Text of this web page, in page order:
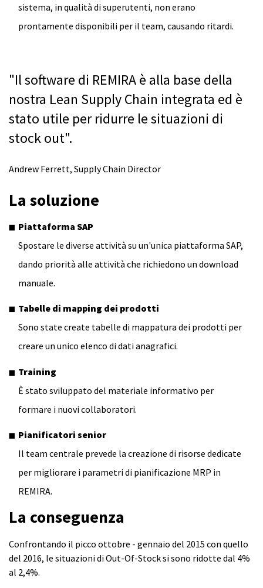
sistema, in qualità di superutenti, non erano
prontamente disponibili per il team, causando ritardi.
"Il software di REMIRA è alla base della
nostra Lean Supply Chain integrata ed è
stato utile per ridurre le situazioni di
stock out".
Andrew Ferrett, Supply Chain Director
La soluzione
Piattaforma SAP
Spostare le diverse attività su un'unica piattaforma SAP,
dando priorità alle attività che richiedono un download
manuale.
Tabelle di mapping dei prodotti
Sono state create tabelle di mappatura dei prodotti per
creare un unico elenco di dati anagrafici.
Training
È stato sviluppato del materiale informativo per
formare i nuovi collaboratori.
Pianificatori senior
Il team centrale prevede la creazione di risorse dedicate
per migliorare i parametri di pianificazione MRP in
REMIRA.
La conseguenza
Confrontando il picco ottobre - gennaio del 2015 con quello
del 2016, le situazioni di Out-Of-Stock si sono ridotte dal 4%
al 2,4%.